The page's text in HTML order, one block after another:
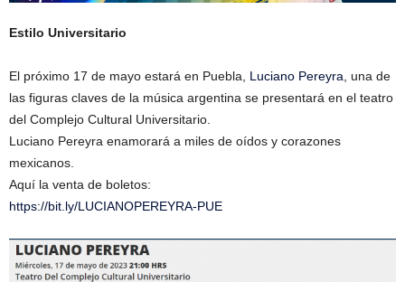
Estilo Universitario
El próximo 17 de mayo estará en Puebla, Luciano Pereyra , una de
las figuras claves de la música argentina se presentará en el teatro
del Complejo Cultural Universitario.
Luciano Pereyra enamorará a miles de oídos y corazones
mexicanos.
Aquí la venta de boletos:
https://bit.ly/LUCIANOPEREYRA-PUE